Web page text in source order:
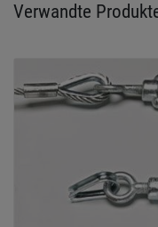
Verwandte